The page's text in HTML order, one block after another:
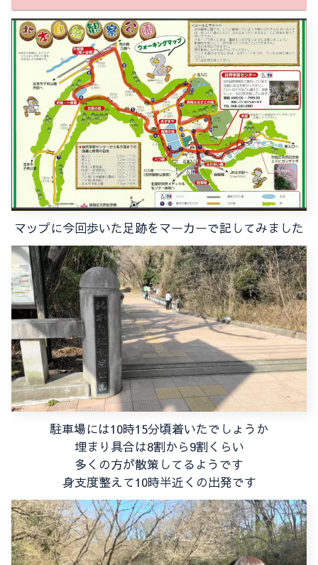
マップに今回歩いた足跡をマーカーで記してみました
駐車場には10時15分頃着いたでしょうか
埋まり具合は8割から9割くらい
多くの方が散策してるようです
身支度整えて10時半近くの出発です